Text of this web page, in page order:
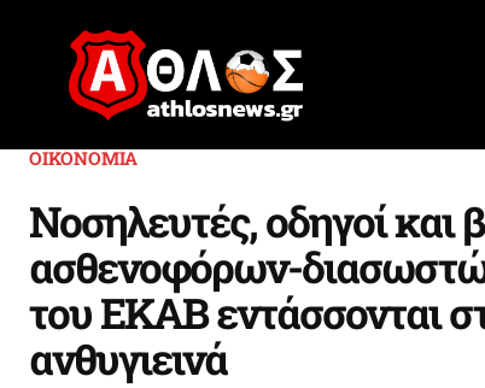
ΟΙΚΟΝΟΜΙΑ
Νοσηλευτές, οδηγοί και
ασθενοφόρων-
του ΕΚΑΒ εντάσσονται
ανθυγιεινά